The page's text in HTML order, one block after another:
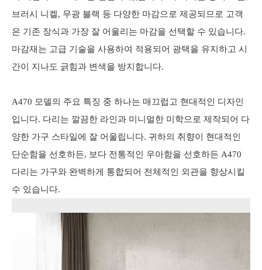
브러시 니켈, 무광 블랙 등 다양한 마감으로 제공되므로 고객
은 기존 장식과 가장 잘 어울리는 마감을 선택할 수 있습니다.
마감재는 고급 기술을 사용하여 적용되어 광택을 유지하고 시
간이 지나도 긁힘과 변색을 방지합니다.
A470 모델의 주요 특징 중 하나는 매끄럽고 현대적인 디자인
입니다. 다리는 깔끔한 라인과 미니멀한 미학으로 제작되어 다
양한 가구 스타일에 잘 어울립니다. 귀하의 취향이 현대적인
단순함을 선호하든, 보다 전통적인 우아함을 선호하든 A470
다리는 가구와 완벽하게 통합되어 전체적인 외관을 향상시킬
수 있습니다.